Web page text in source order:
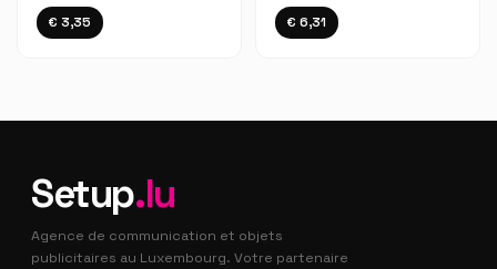
€ 3,35 € 6,31
Setup.lu
Agence de communication et objets
publicitaires au Luxembourg. Votre partenaire